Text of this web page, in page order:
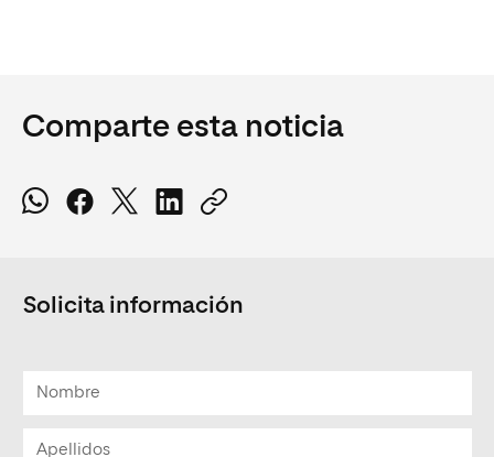
Comparte esta noticia
Solicita información